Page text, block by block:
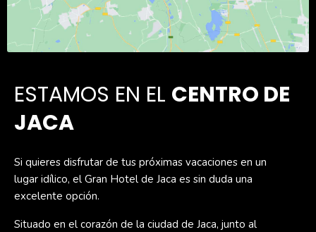
ESTAMOS EN EL CENTRO DE
JACA
Si quieres disfrutar de tus próximas vacaciones en un
lugar idílico, el Gran Hotel de Jaca es sin duda una
excelente opción.
Situado en el corazón de la ciudad de Jaca, junto al